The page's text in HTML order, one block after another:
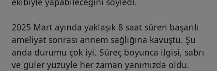
2025 Mart ayında yaklaşık 8 saat süren başarılı
ameliyat sonrası annem sağlığına kavuştu. Şu
anda durumu çok iyi. Süreç boyunca ilgisi, sabrı
ve güler yüzüyle her zaman yanımızda oldu.